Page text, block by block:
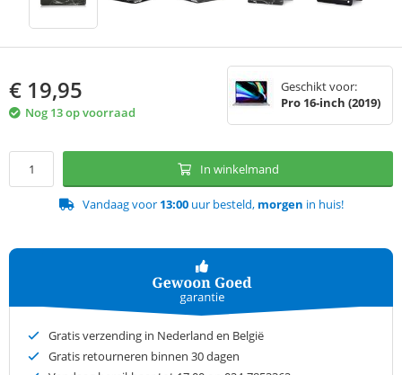
€ 19,95
Nog 13 op voorraad
Geschikt voor:
Pro 16-inch (2019)
In winkelmand
Vandaag voor 13:00uur besteld, morgen in huis!
Gratis verzending in Nederland en België
Gratis retourneren binnen 30 dagen